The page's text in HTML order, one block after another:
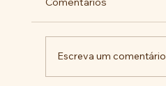
Escreva um comentário